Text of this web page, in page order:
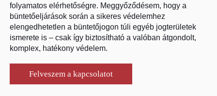
folyamatos elérhetőségre. Meggyőződésem, hogy a
büntetőeljárások során a sikeres védelemhez
elengedhetetlen a büntetőjogon túli egyéb jogterületek
ismerete is – csak így biztosítható a valóban átgondolt,
komplex, hatékony védelem.
Felveszem a kapcsolatot